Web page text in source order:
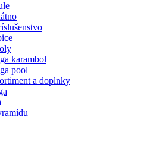
karambol
pool
a doplnky